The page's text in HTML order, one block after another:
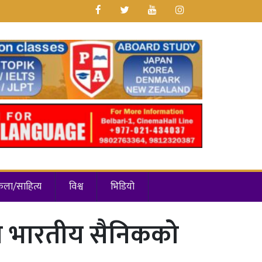
साहित्य विश्व भिडियो
भारतीय सैनिकको